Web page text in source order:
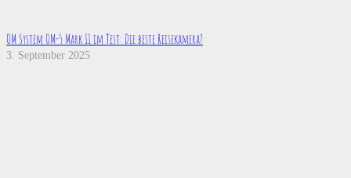
OM System OM-5 Mark II im Test: Die beste Reisekamera?
3. September 2025